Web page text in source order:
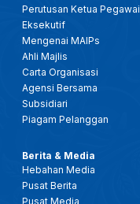
Perutusan Ketua Pegawai
Eksekutif
Mengenai MAIPs
Ahli Majlis
Carta Organisasi
Agensi Bersama
Subsidiari
Piagam Pelanggan
Berita & Media
Hebahan Media
Pusat Berita
Pusat Media